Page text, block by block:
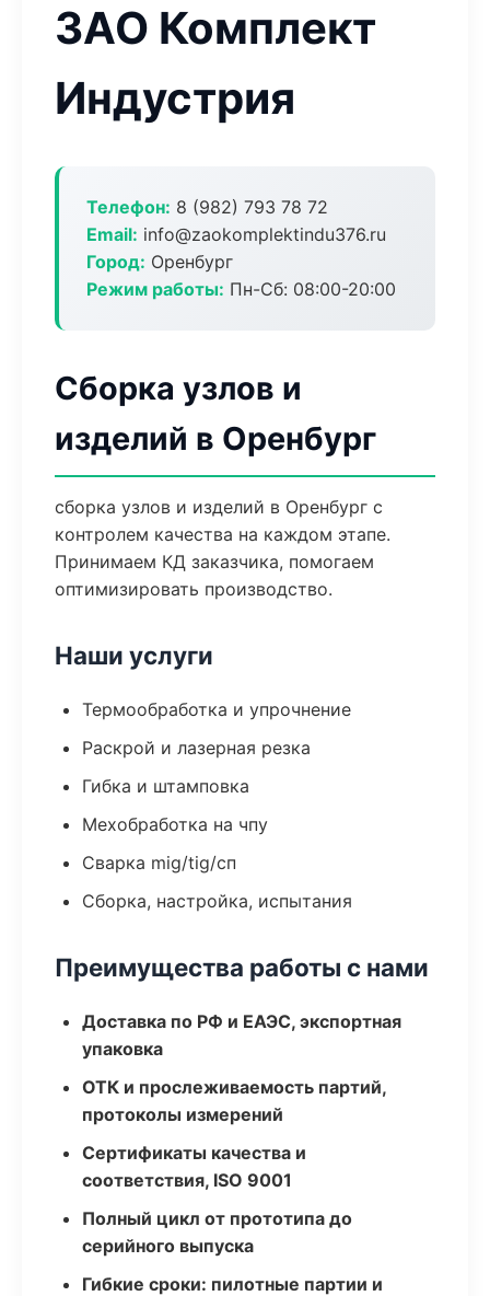
ЗАО Комплект
Индустрия
Телефон: 8 (982) 793 78 72
Email: info@zaokomplektindu376.ru
Город: Оренбург
Режим работы: Пн-Сб: 08:00-20:00
Сборка узлов и
изделий в Оренбург
сборка узлов и изделий в Оренбург с
контролем качества на каждом этапе.
Принимаем КД заказчика, помогаем
оптимизировать производство.
Наши услуги
Термообработка и упрочнение
Раскрой и лазерная резка
Гибка и штамповка
Мехобработка на чпу
Сварка mig/tig/сп
Сборка, настройка, испытания
Преимущества работы с нами
Доставка по РФ и ЕАЭС, экспортная
упаковка
ОТК и прослеживаемость партий,
протоколы измерений
Сертификаты качества и
соответствия, ISO 9001
Полный цикл от прототипа до
серийного выпуска
Гибкие сроки: пилотные партии и